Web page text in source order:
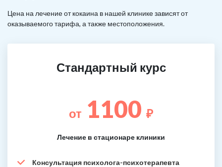
Цена на лечение от кокаина в нашей клинике зависят от
оказываемого тарифа, а также местоположения.
Стандартный курс
от 1100 ₽
Лечение в стационаре клиники
Консультация психолога-психотерапевта